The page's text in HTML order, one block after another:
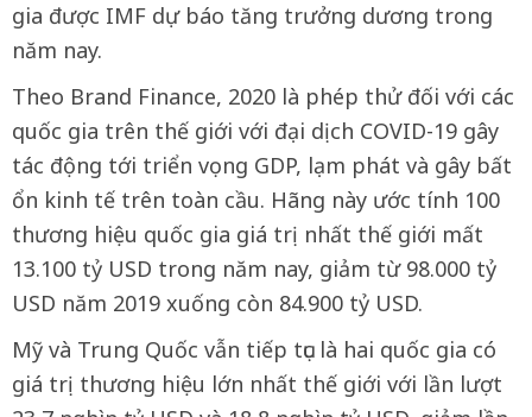
gia được IMF dự báo tăng trưởng dương trong
năm nay.
Theo Brand Finance, 2020 là phép thử đối với các
quốc gia trên thế giới với đại dịch COVID-19 gây
tác động tới triển vọng GDP, lạm phát và gây bất
ổn kinh tế trên toàn cầu. Hãng này ước tính 100
thương hiệu quốc gia giá trị nhất thế giới mất
13.100 tỷ USD trong năm nay, giảm từ 98.000 tỷ
USD năm 2019 xuống còn 84.900 tỷ USD.
Mỹ và Trung Quốc vẫn tiếp tục là hai quốc gia có
giá trị thương hiệu lớn nhất thế giới với lần lượt